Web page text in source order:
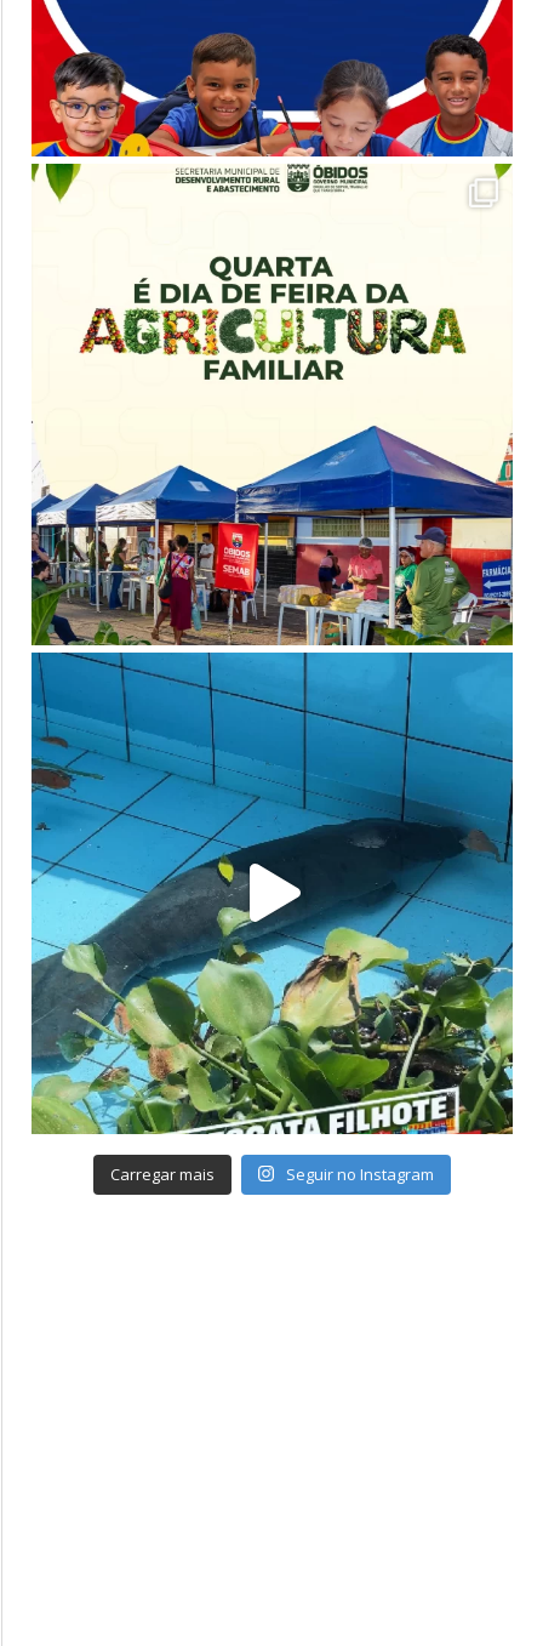
Carregar mais Seguir no Instagram